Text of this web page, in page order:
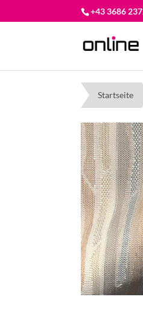
+43 3686
Startseite